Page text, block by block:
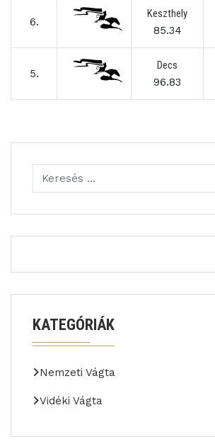
6.
Keszthely
85.34
5.
Decs
96.83
KATEGÓRIÁK
Nemzeti Vágta
Vidéki Vágta